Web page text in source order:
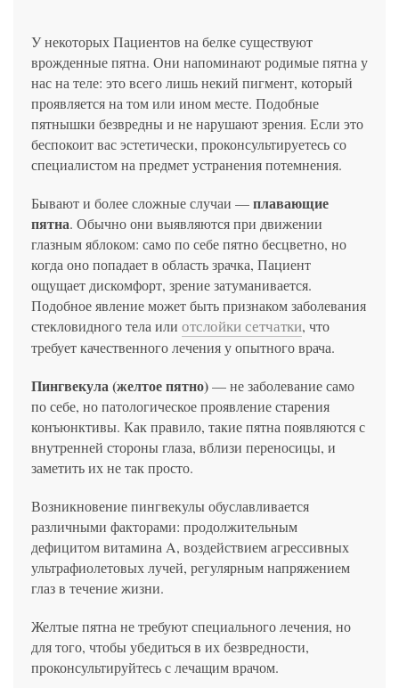
У некоторых Пациентов на белке существуют
врожденные пятна. Они напоминают родимые пятна у
нас на теле: это всего лишь некий пигмент, который
проявляется на том или ином месте. Подобные
пятнышки безвредны и не нарушают зрения. Если это
беспокоит вас эстетически, проконсультируетесь со
специалистом на предмет устранения потемнения.
Бывают и более сложные случаи —плавающие
пятна. Обычно они выявляются при движении
глазным яблоком: само по себе пятно бесцветно, но
когда оно попадает в область зрачка, Пациент
ощущает дискомфорт, зрение затуманивается.
Подобное явление может быть признаком заболевания
стекловидного тела или отслойки сетчатки, что
требует качественного лечения у опытного врача.
Пингвекула (желтое пятно)— не заболевание само
по себе, но патологическое проявление старения
конъюнктивы. Как правило, такие пятна появляются с
внутренней стороны глаза, вблизи переносицы, и
заметить их не так просто.
Возникновение пингвекулы обуславливается
различными факторами: продолжительным
дефицитом витамина A, воздействием агрессивных
ультрафиолетовых лучей, регулярным напряжением
глаз в течение жизни.
Желтые пятна не требуют специального лечения, но
для того, чтобы убедиться в их безвредности,
проконсультируйтесь с лечащим врачом.